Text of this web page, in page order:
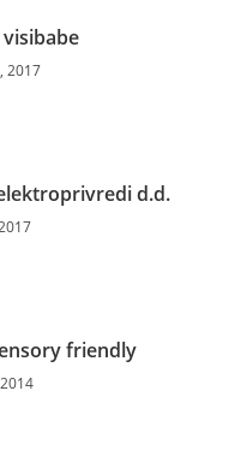
2017
d.d.
friendly